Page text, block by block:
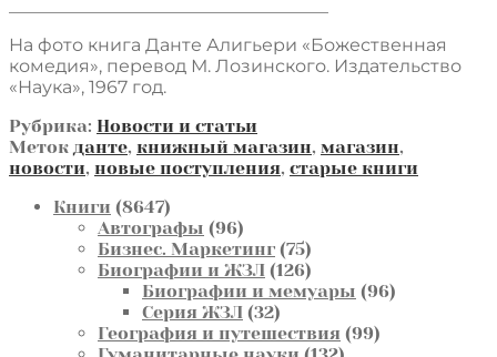
На фото книга Данте Алигьери «Божественная
комедия», перевод М. Лозинского. Издательство
«Наука», 1967 год.
Рубрика: Новости и статьи
Меток данте, книжный магазин, магазин,
новости, новые поступления, старые книги
Книги 86478647
товаров
Автографы 9696
товаров
Бизнес. Маркетинг 7575
товаров
Биографии и ЖЗЛ 126126
товаров
Биографии и мемуары 9696
Серия ЖЗЛ 3232
товара
География и путешествия 9999
132